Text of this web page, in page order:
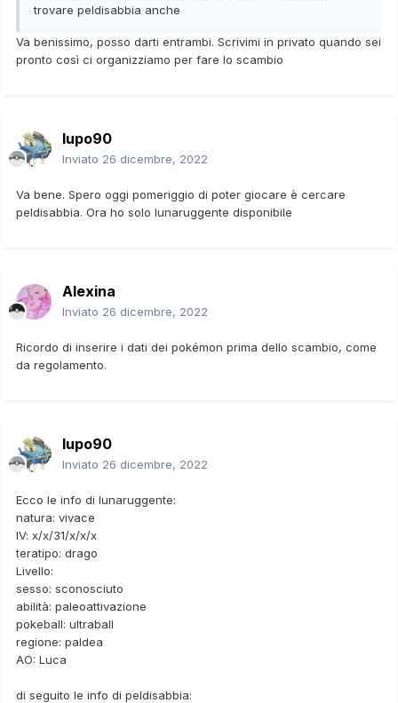
trovare peldisabbia anche
Va benissimo, posso darti entrambi. Scrivimi in privato quando sei
pronto così ci organizziamo per fare lo scambio
lupo90
Inviato 26 dicembre, 2022
Va bene. Spero oggi pomeriggio di poter giocare è cercare
peldisabbia. Ora ho solo lunaruggente disponibile
Alexina
Inviato 26 dicembre, 2022
Ricordo di inserire i dati dei pokémon prima dello scambio, come
da regolamento.
lupo90
Inviato 26 dicembre, 2022
Ecco le info di lunaruggente:
natura: vivace
IV: x/x/31/x/x/x
teratipo: drago
Livello:
sesso: sconosciuto
abilità: paleoattivazione
pokeball: ultraball
regione: paldea
AO: Luca
di seguito le info di peldisabbia: